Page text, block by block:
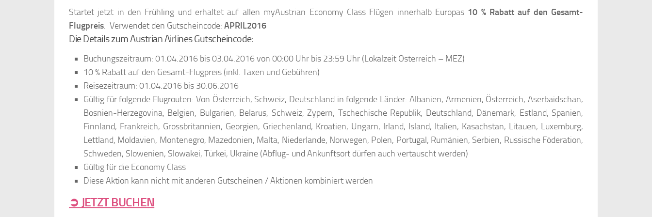
Startet jetzt in den Frühling und erhaltet auf allen myAustrian Economy Class Flügen innerhalb Europas 10 % Rabatt auf den Gesamt-
Flugpreis. Verwendet den Gutscheincode: APRIL2016
Die Details zum Austrian Airlines Gutscheincode:
Buchungszeitraum: 01.04.2016 bis 03.04.2016 von 00:00 Uhr bis 23:59 Uhr (Lokalzeit Österreich – MEZ)
10 % Rabatt auf den Gesamt-Flugpreis (inkl. Taxen und Gebühren)
Reisezeitraum: 01.04.2016 bis 30.06.2016
Gültig für folgende Flugrouten: Von Österreich, Schweiz, Deutschland in folgende Länder: Albanien, Armenien, Österreich, Aserbaidschan,
Bosnien-Herzegovina, Belgien, Bulgarien, Belarus, Schweiz, Zypern, Tschechische Republik, Deutschland, Dänemark, Estland, Spanien,
Finnland, Frankreich, Grossbritannien, Georgien, Griechenland, Kroatien, Ungarn, Irland, Island, Italien, Kasachstan, Litauen, Luxemburg,
Lettland, Moldavien, Montenegro, Mazedonien, Malta, Niederlande, Norwegen, Polen, Portugal, Rumänien, Serbien, Russische Föderation,
Schweden, Slowenien, Slowakei, Türkei, Ukraine (Abflug- und Ankunftsort dürfen auch vertauscht werden)
Gültig für die Economy Class
Diese Aktion kann nicht mit anderen Gutscheinen / Aktionen kombiniert werden
➲ JETZT BUCHEN